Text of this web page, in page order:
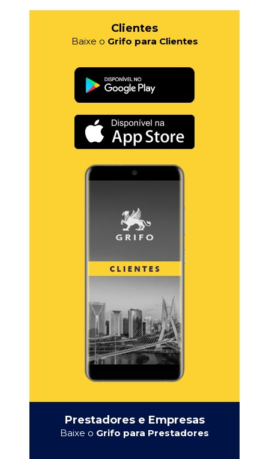
Clientes
Baixe o Grifo para Clientes
Prestadores e Empresas
Baixe o Grifo para Prestadores